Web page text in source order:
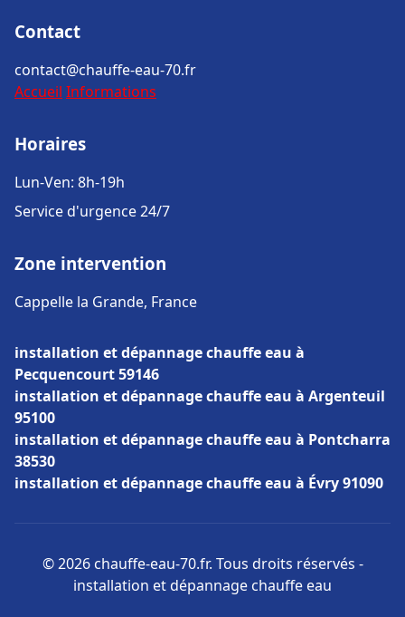
Contact
contact@chauffe-eau-70.fr
Accueil Informations
Horaires
Lun-Ven: 8h-19h
Service d'urgence 24/7
Zone intervention
Cappelle la Grande, France
installation et dépannage chauffe eau à
Pecquencourt 59146
installation et dépannage chauffe eau à Argenteuil
95100
installation et dépannage chauffe eau à Pontcharra
38530
installation et dépannage chauffe eau à Évry 91090
© 2026 chauffe-eau-70.fr. Tous droits réservés -
installation et dépannage chauffe eau